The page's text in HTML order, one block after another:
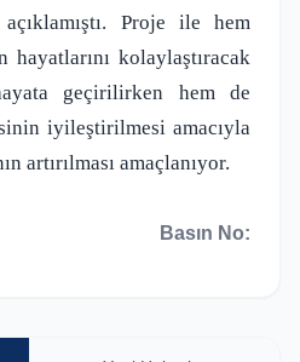
Proje ile hem
kolaylaştıracak
geçirilirken hem de
iyileştirilmesi amacıyla
artırılması amaçlanıyor.
Basın No: